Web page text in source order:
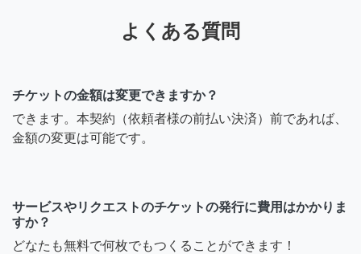
よくある質問
チケットの金額は変更できますか？
できます。本契約（依頼者様の前払い決済）前であれば、
金額の変更は可能です。
サービスやリクエストのチケットの発行に費用はかかりま
すか？
どなたも無料で何枚でもつくることができます！